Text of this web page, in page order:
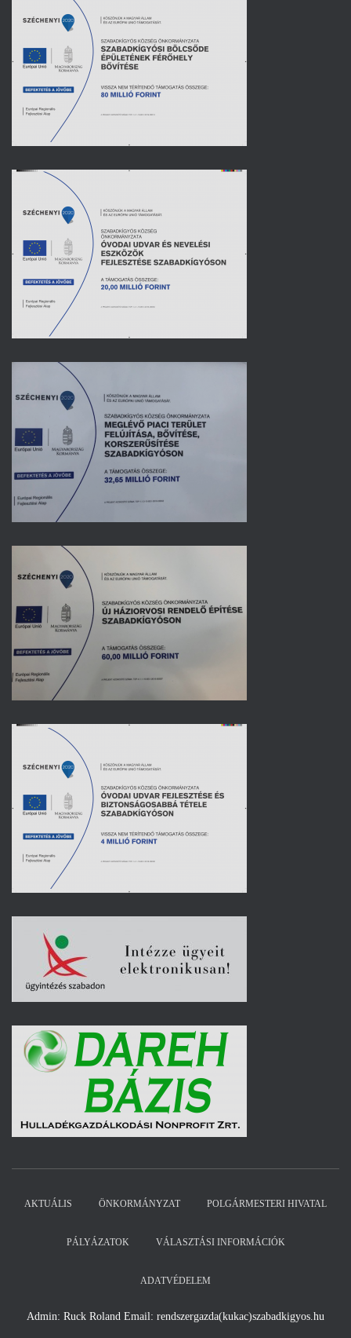
AKTUÁLIS ÖNKORMÁNYZAT POLGÁRMESTERI HIVATAL
PÁLYÁZATOK VÁLASZTÁSI INFORMÁCIÓK
ADATVÉDELEM
Admin: Ruck Roland Email: rendszergazda(kukac)szabadkigyos.hu